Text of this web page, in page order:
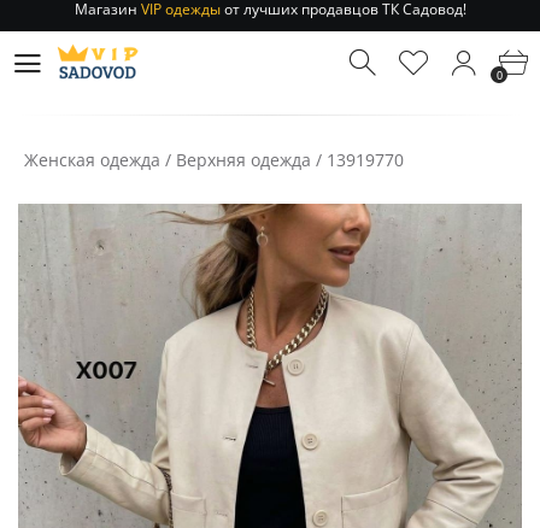
Отправление заказа 1-3 дняпо РФ и МСК!
Магазин
от лучших продавцов ТК Садовод!
Отправление заказа 1-3 дня по РФ и МСК! 0
Женская одежда / Верхняя одежда / 13919770